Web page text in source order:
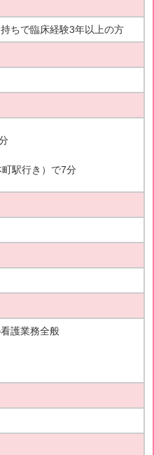
ちで臨床経験3年以上の方
駅行き）で7分
護業務全般